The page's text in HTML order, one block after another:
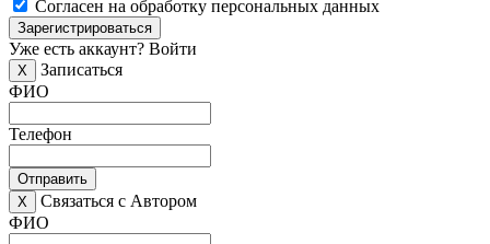
Согласен на обработку персональных данных
Зарегистрироваться
Уже есть аккаунт? Войти
X
Записаться
ФИО
Телефон
Отправить
X
Связаться с Автором
ФИО